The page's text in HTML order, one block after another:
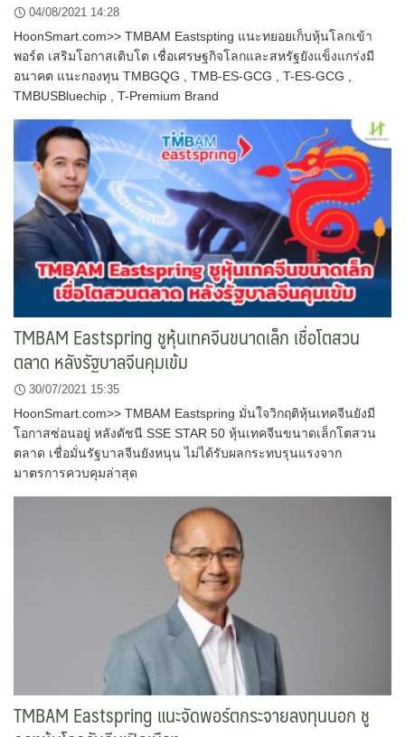
04/08/2021 14:28
HoonSmart.com>> TMBAM Eastspting แนะทยอยเก็บหุ้นโลกเข้า
พอร์ต เสริมโอกาสเติบโต เชื่อเศรษฐกิจโลกและสหรัฐยังแข็งแกร่งมี
อนาคต แนะกองทุน TMBGQG , TMB-ES-GCG , T-ES-GCG ,
TMBUSBluechip , T-Premium Brand
TMBAM Eastspring ชูหุ้นเทคจีนขนาดเล็ก เชื่อโตสวน
ตลาด หลังรัฐบาลจีนคุมเข้ม
30/07/2021 15:35
HoonSmart.com>> TMBAM Eastspring มั่นใจวิกฤติหุ้นเทคจีนยังมี
โอกาสซ่อนอยู่ หลังดัชนี SSE STAR 50 หุ้นเทคจีนขนาดเล็กโตสวน
ตลาด เชื่อมั่นรัฐบาลจีนยังหนุน ไม่ได้รับผลกระทบรุนแรงจาก
มาตรการควบคุมล่าสุด
TMBAM Eastspring แนะจัดพอร์ตกระจายลงทุนนอก ชู